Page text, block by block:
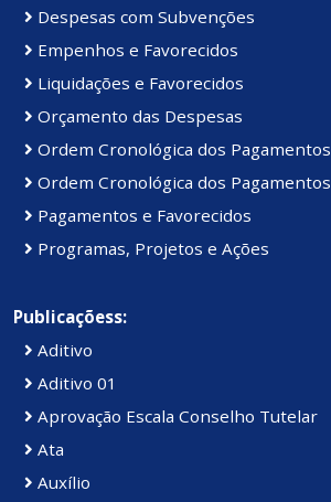
Despesas com Subvenções
Empenhos e Favorecidos
Liquidações e Favorecidos
Orçamento das Despesas
Ordem Cronológica dos Pagamentos
Ordem Cronológica dos Pagamentos
Pagamentos e Favorecidos
Programas, Projetos e Ações
Publicaçõess:
Aditivo
Aditivo 01
Aprovação Escala Conselho Tutelar
Ata
Auxílio